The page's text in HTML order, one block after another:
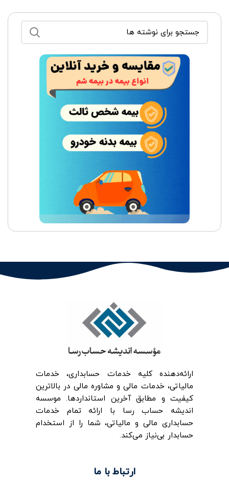
ارائه‌‌دهنده کلیه خدمات حسابداری، خدمات
مالیاتی، خدمات مالی و مشاوره مالی در بالاترین
کیفیت و مطابق آخرین استانداردها. موسسه
اندیشه حساب رسا با ارائه تمام خدمات
حسابداری مالی و مالیاتی، شما را از استخدام
حسابدار بی‌نیاز می‌کند.
ارتباط با ما